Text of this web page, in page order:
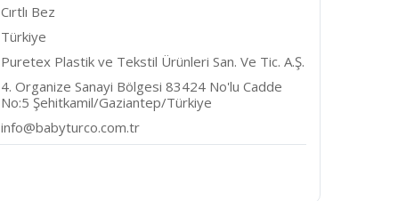
Cırtlı Bez
Türkiye
Puretex Plastik ve Tekstil Ürünleri San. Ve Tic. A.Ş.
4. Organize Sanayi Bölgesi 83424 No'lu Cadde
No:5 Şehitkamil/Gaziantep/Türkiye
info@babyturco.com.tr